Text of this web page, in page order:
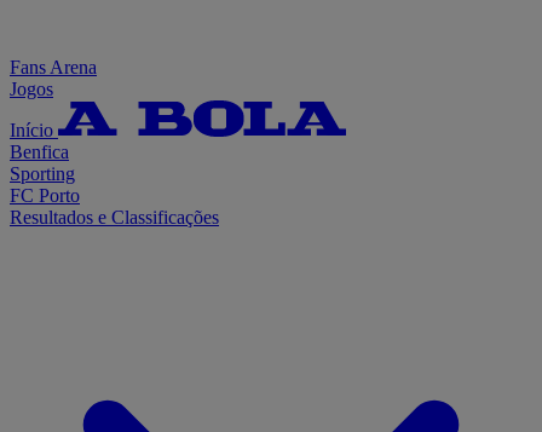
Fans Arena
Jogos
Início
Benfica
Sporting
FC Porto
Resultados e Classificações